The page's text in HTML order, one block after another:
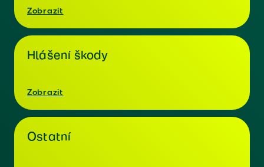
Zobrazit
Hlášení škody
Zobrazit
Ostatní